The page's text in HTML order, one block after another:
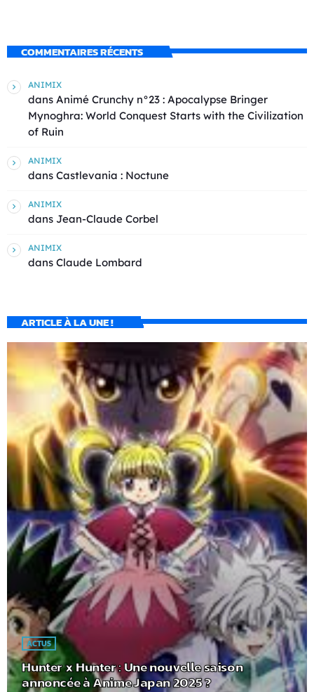
COMMENTAIRES RÉCENTS
ANIMIX
dans Animé Crunchy n°23 : Apocalypse Bringer
Mynoghra: World Conquest Starts with the Civilization
of Ruin
ANIMIX
dans Castlevania : Noctune
ANIMIX
dans Jean-Claude Corbel
ANIMIX
dans Claude Lombard
ARTICLE À LA UNE !
ACTUS
Hunter x Hunter : Une nouvelle saison
annoncée à Anime Japan 2025 ?